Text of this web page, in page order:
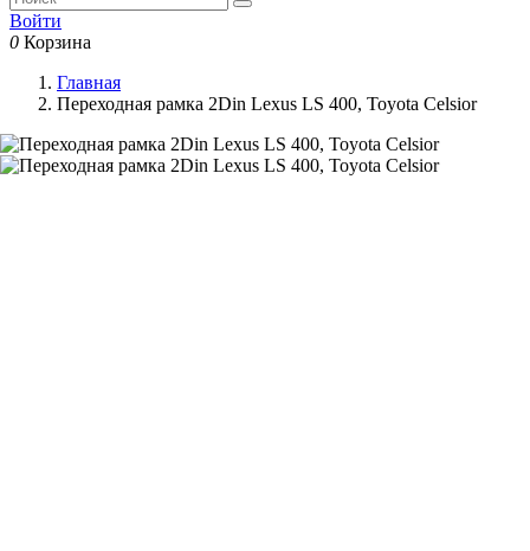
Войти
0 Корзина
Главная
Переходная рамка 2Din Lexus LS 400, Toyota Celsior